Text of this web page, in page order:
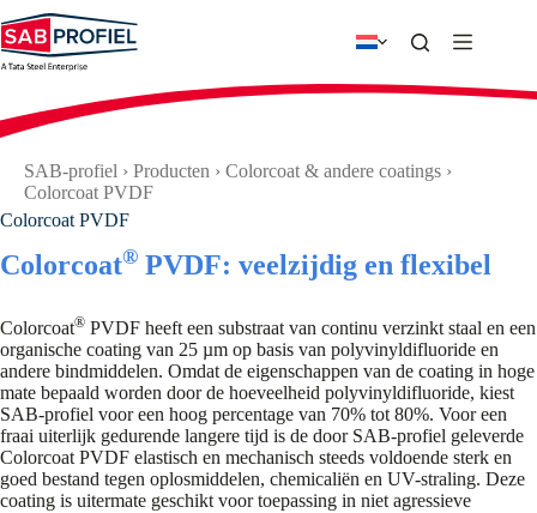
naar
de
inhoud
SAB-profiel › Producten › Colorcoat & andere coatings ›
Colorcoat PVDF
Colorcoat PVDF
Colorcoat® PVDF: veelzijdig en flexibel
Colorcoat® PVDF heeft een substraat van continu verzinkt staal en een
organische coating van 25 µm op basis van polyvinyldifluoride en
andere bindmiddelen. Omdat de eigenschappen van de coating in hoge
mate bepaald worden door de hoeveelheid polyvinyldifluoride, kiest
SAB-profiel voor een hoog percentage van 70% tot 80%. Voor een
fraai uiterlijk gedurende langere tijd is de door SAB-profiel geleverde
Colorcoat PVDF elastisch en mechanisch steeds voldoende sterk en
goed bestand tegen oplosmiddelen, chemicaliën en UV-straling. Deze
coating is uitermate geschikt voor toepassing in niet agressieve